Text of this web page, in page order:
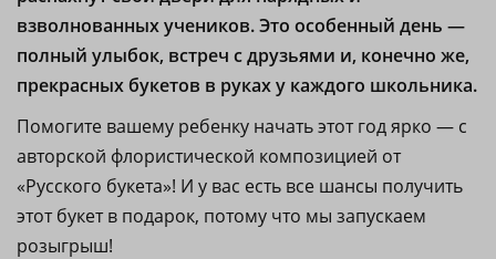
взволнованных учеников. Это особенный день —
полный улыбок, встреч с друзьями и, конечно же,
прекрасных букетов в руках у каждого школьника.
Помогите вашему ребенку начать этот год ярко — с
авторской флористической композицией от
«Русского букета»! И у вас есть все шансы получить
этот букет в подарок, потому что мы запускаем
розыгрыш!